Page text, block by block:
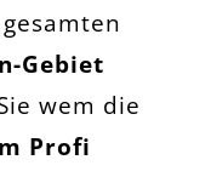
Gebiet
wem die
Profi